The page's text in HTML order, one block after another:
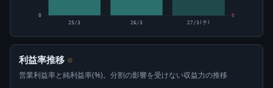
0 0
25/3 26/3 27/3(予)
利益率推移 ⊙
営業利益率と純利益率(%)。分割の影響を受けない収益力の推移